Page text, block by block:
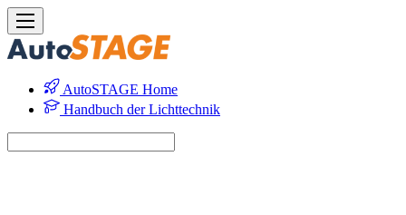
AutoSTAGE Home
Handbuch der Lichttechnik